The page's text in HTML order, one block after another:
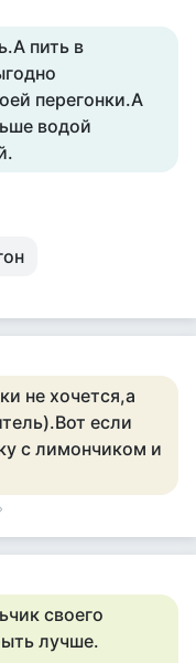
пить в
перегонки.А
водой
не хочется,а
если
с лимончиком и
своего
лучше.